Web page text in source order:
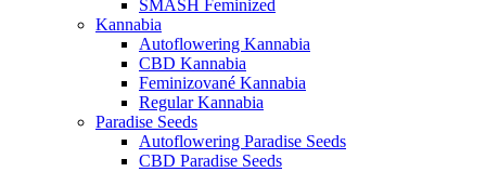
SMASH Feminized
Kannabia
Autoflowering Kannabia
CBD Kannabia
Feminizované Kannabia
Regular Kannabia
Paradise Seeds
Autoflowering Paradise Seeds
CBD Paradise Seeds